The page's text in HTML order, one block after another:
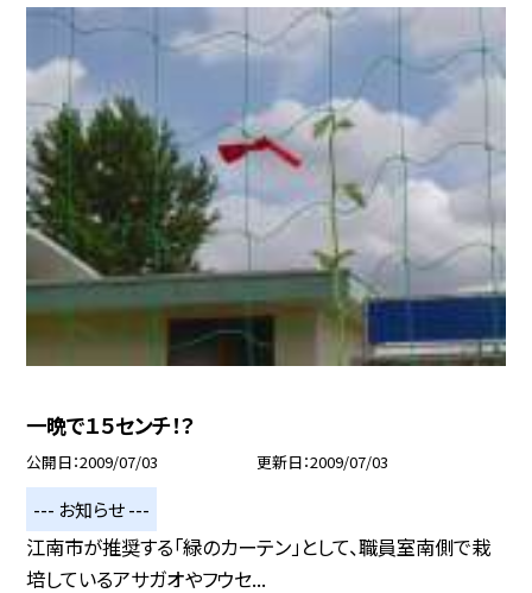
一晩で１５センチ！？
公開日 2009/07/03 更新日 2009/07/03
--- お知らせ ---
江南市が推奨する「緑のカーテン」として、職員室南側で栽
培しているアサガオやフウセ...